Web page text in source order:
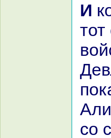
И кoгда посол прибыл к царю,
со